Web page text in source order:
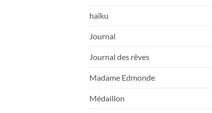
haïku
Journal
Journal des rêves
Madame Edmonde
Médaillon